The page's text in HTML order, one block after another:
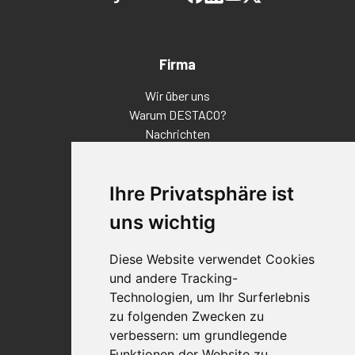
Ihre Privatsphäre ist
uns wichtig
Diese Website verwendet Cookies
und andere Tracking-
Technologien, um Ihr Surferlebnis
zu folgenden Zwecken zu
verbessern: um grundlegende
Firma
Wir über uns
Warum DESTACO?
Nachrichten
Standorte
Qualitätsaussage
Kontakt
Vertriebspartnerfinder
Häufig gestellte Fragen
Datenschutz-Bestimmungen
Nutzungsbedingungen